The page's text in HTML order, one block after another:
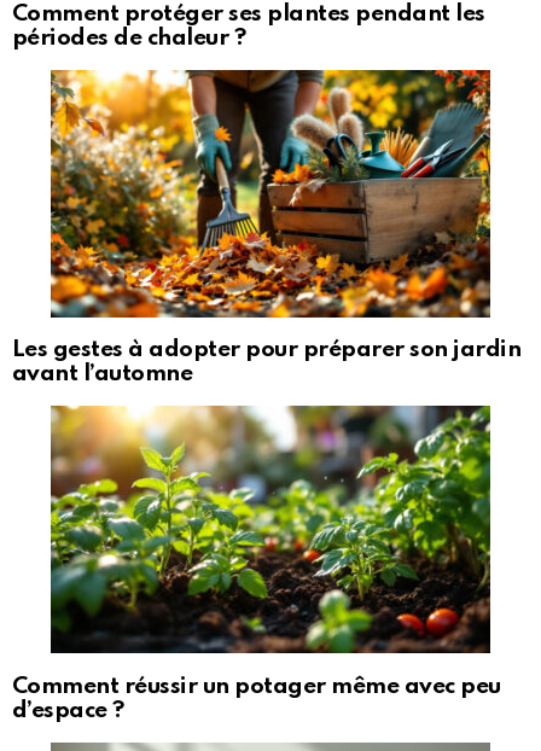
Comment protéger ses plantes pendant les
périodes de chaleur ?
Les gestes à adopter pour préparer son jardin
avant l’automne
Comment réussir un potager même avec peu
d’espace ?